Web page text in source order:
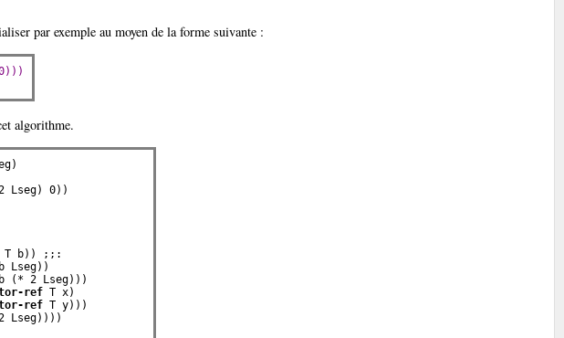
par exemple au moyen de la forme suivante :
algorithme.
0))
T b)) ;;
:
Lseg))
(* 2 Lseg)))
ref T x)
ref T y)))
Lseg))))